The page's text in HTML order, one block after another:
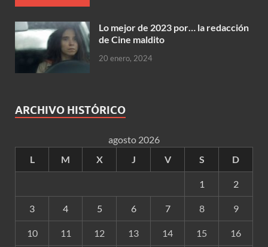
Lo mejor de 2023 por… la redacción
de Cine maldito
20 enero, 2024
ARCHIVO HISTÓRICO
agosto 2026
L
M X J V S D
1 2
3 4 5 6 7 8 9
10 11 12 13 14 15 16